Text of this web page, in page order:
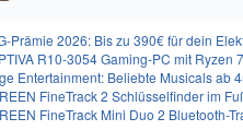
Prämie 2026: Bis zu 390€ für dein
R10-3054 Gaming-PC mit Ryzen
Entertainment: Beliebte Musicals ab
FineTrack 2 Schlüsselfinder im
FineTrack Mini Duo 2 Bluetooth-